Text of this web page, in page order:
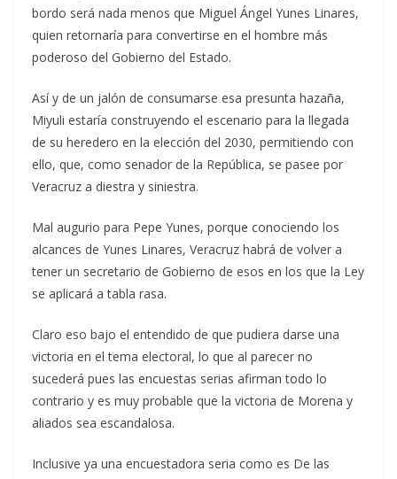
bordo será nada menos que Miguel Ángel Yunes Linares,
quien retornaría para convertirse en el hombre más
poderoso del Gobierno del Estado.
Así y de un jalón de consumarse esa presunta hazaña,
Miyuli estaría construyendo el escenario para la llegada
de su heredero en la elección del 2030, permitiendo con
ello, que, como senador de la República, se pasee por
Veracruz a diestra y siniestra.
Mal augurio para Pepe Yunes, porque conociendo los
alcances de Yunes Linares, Veracruz habrá de volver a
tener un secretario de Gobierno de esos en los que la Ley
se aplicará a tabla rasa.
Claro eso bajo el entendido de que pudiera darse una
victoria en el tema electoral, lo que al parecer no
sucederá pues las encuestas serias afirman todo lo
contrario y es muy probable que la victoria de Morena y
aliados sea escandalosa.
Inclusive ya una encuestadora seria como es De las